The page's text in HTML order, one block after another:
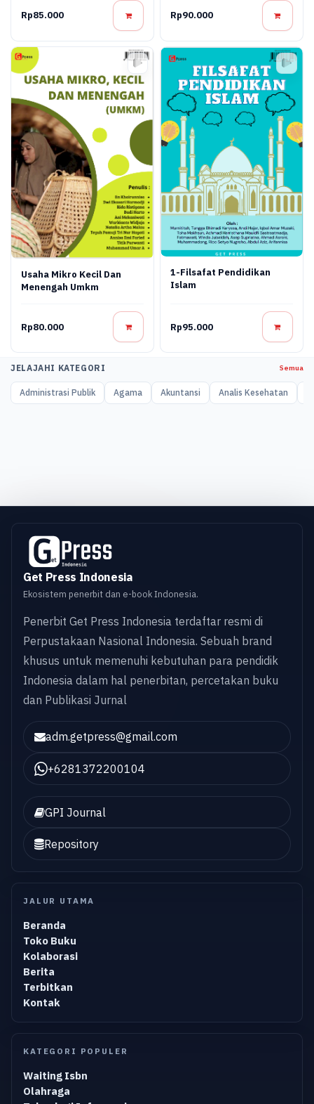
Rp85.000 Rp90.000
Usaha Mikro Kecil Dan
Menengah Umkm
Rp80.000
1-Filsafat Pendidikan
Islam
Rp95.000
JELAJAHI KATEGORI Semua
Administrasi Publik Agama Akuntansi Analis Kesehatan
Get Press Indonesia
Ekosistem penerbit dan e-book Indonesia.
Penerbit Get Press Indonesia terdaftar resmi di
Perpustakaan Nasional Indonesia. Sebuah brand
khusus untuk memenuhi kebutuhan para pendidik
Indonesia dalam hal penerbitan, percetakan buku
dan Publikasi Jurnal
adm.getpress@gmail.com
+6281372200104
GPI Journal
Repository
JALUR UTAMA
Beranda
Toko Buku
Kolaborasi
Berita
Terbitkan
Kontak
KATEGORI POPULER
Waiting Isbn
Olahraga